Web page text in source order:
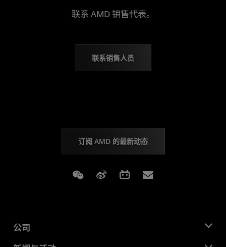
联系 AMD 销售代表。
联系销售人员
订阅 AMD 的最新动态
Weixin Weibo Bilibili
公司